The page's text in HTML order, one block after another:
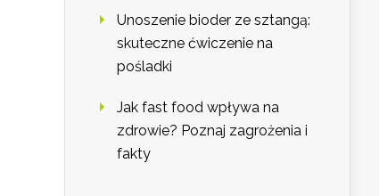
Unoszenie bioder ze sztangą:
skuteczne ćwiczenie na
pośladki
Jak fast food wpływa na
zdrowie? Poznaj zagrożenia i
fakty